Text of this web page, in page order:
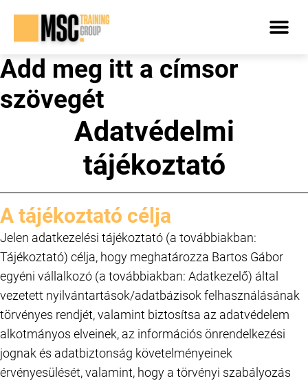
Add meg itt a címsor
szövegét
Adatvédelmi
tájékoztató
A tájékoztató célja
Jelen adatkezelési tájékoztató (a továbbiakban:
Tájékoztató) célja, hogy meghatározza Bartos Gábor
egyéni vállalkozó (a továbbiakban: Adatkezelő) által
vezetett nyilvántartások/adatbázisok felhasználásának
törvényes rendjét, valamint biztosítsa az adatvédelem
alkotmányos elveinek, az információs önrendelkezési
jognak és adatbiztonság követelményeinek
érvényesülését, valamint, hogy a törvényi szabályozás